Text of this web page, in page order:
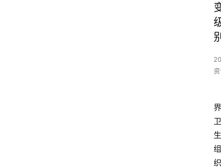
界
卫
生
组
织